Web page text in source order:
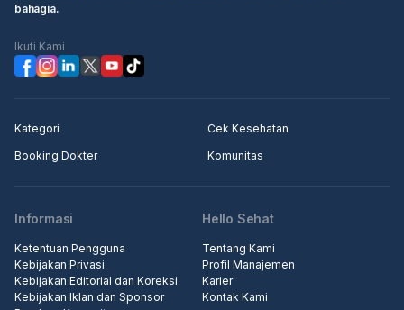
bahagia.
Ikuti Kami
Kategori
Cek Kesehatan
Booking Dokter
Komunitas
Informasi
Ketentuan Pengguna
Kebijakan Privasi
Kebijakan Editorial dan Koreksi
Kebijakan Iklan dan Sponsor
Hello Sehat
Tentang Kami
Profil Manajemen
Karier
Kontak Kami